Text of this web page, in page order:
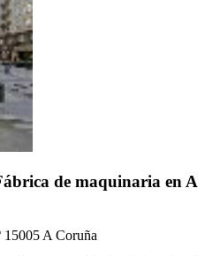
de maquinaria en A
15005 A Coruña